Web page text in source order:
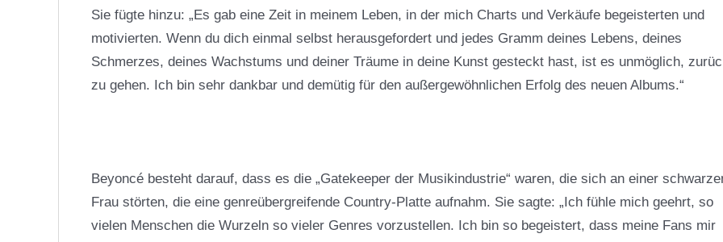
Sie fügte hinzu: „Es gab eine Zeit in meinem Leben, in der mich Charts und Verkäufe begeisterten und
motivierten. Wenn du dich einmal selbst herausgefordert und jedes Gramm deines Lebens, deines
Schmerzes, deines Wachstums und deiner Träume in deine Kunst gesteckt hast, ist es unmöglich,
zu gehen. Ich bin sehr dankbar und demütig für den außergewöhnlichen Erfolg des neuen Albums.“
Beyoncé besteht darauf, dass es die „Gatekeeper der Musikindustrie“ waren, die sich an einer
Frau störten, die eine genreübergreifende Country-Platte aufnahm. Sie sagte: „Ich fühle mich geehrt, so
vielen Menschen die Wurzeln so vieler Genres vorzustellen. Ich bin so begeistert, dass meine Fans mir